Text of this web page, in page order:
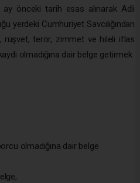
önceki tarih esas alınarak Adli
yerdeki Cumhuriyet Savcılığından
rüşvet, terör, zimmet ve hileli iflas
olmadığına dair belge getirmek
olmadığına dair belge